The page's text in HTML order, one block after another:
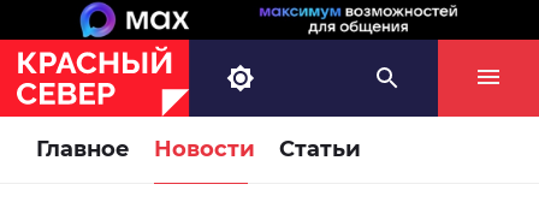
Главное Новости Статьи